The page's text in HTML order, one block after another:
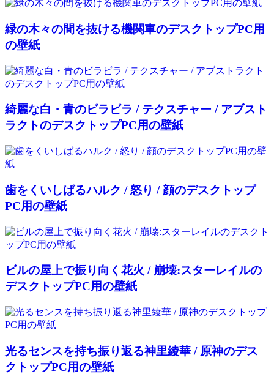
緑の木々の間を抜ける機関車のデスクトップPC用
の壁紙
綺麗な白・青のビラビラ / テクスチャー / アブスト
ラクトのデスクトップPC用の壁紙
歯をくいしばるハルク / 怒り / 顔のデスクトップ
PC用の壁紙
ビルの屋上で振り向く花火 / 崩壊:スターレイルの
デスクトップPC用の壁紙
光るセンスを持ち振り返る神里綾華 / 原神のデス
クトップPC用の壁紙